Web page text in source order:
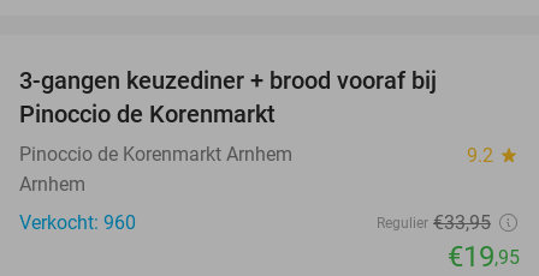
3-gangen keuzediner + brood vooraf bij
Pinoccio de Korenmarkt
Pinoccio de Korenmarkt Arnhem 9.2 star
Arnhem
Verkocht: 960
Regulier €33,95
€19,95